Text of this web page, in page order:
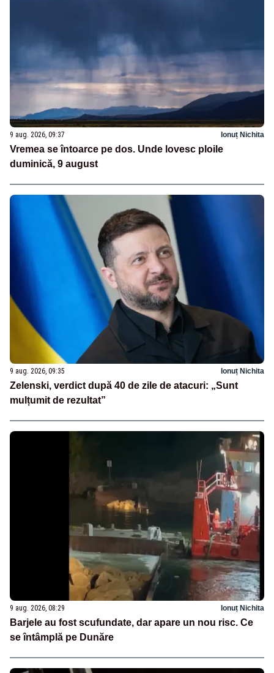
9 aug. 2026, 09:37 Ionuț Nichita
Vremea se întoarce pe dos. Unde lovesc ploile
duminică, 9 august
9 aug. 2026, 09:35 Ionuț Nichita
Zelenski, verdict după 40 de zile de atacuri: „Sunt
mulțumit de rezultat”
9 aug. 2026, 08:29 Ionuț Nichita
Barjele au fost scufundate, dar apare un nou risc. Ce
se întâmplă pe Dunăre